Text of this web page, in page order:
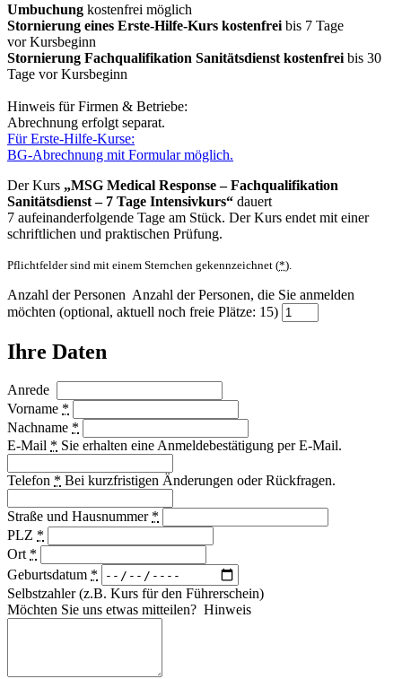
Umbuchung kostenfrei möglich
Stornierung eines Erste-Hilfe-Kurs kostenfrei bis 7 Tage
vor Kursbeginn
Stornierung Fachqualifikation Sanitätsdienst kostenfrei bis 30
Tage vor Kursbeginn
Hinweis für Firmen & Betriebe:
Abrechnung erfolgt separat.
Für Erste-Hilfe-Kurse:
BG-Abrechnung mit Formular möglich.
Der Kurs „MSG Medical Response – Fachqualifikation
Sanitätsdienst – 7 Tage Intensivkurs“ dauert
7 aufeinanderfolgende Tage am Stück. Der Kurs endet mit einer
schriftlichen und praktischen Prüfung.
Pflichtfelder sind mit einem Sternchen gekennzeichnet (*).
Anzahl der Personen Anzahl der Personen, die Sie anmelden
möchten (optional, aktuell noch freie Plätze: 15)
Ihre Daten
Anrede
Vorname *
Nachname *
E-Mail * Sie erhalten eine Anmeldebestätigung per E-Mail.
Telefon * Bei kurzfristigen Änderungen oder Rückfragen.
Straße und Hausnummer *
PLZ *
Ort *
Geburtsdatum *
Selbstzahler (z.B. Kurs für den Führerschein)
Möchten Sie uns etwas mitteilen? Hinweis